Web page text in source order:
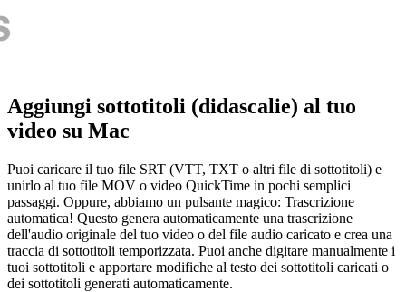
Aggiungi sottotitoli (didascalie) al tuo
video su Mac
Puoi caricare il tuo file SRT (VTT, TXT o altri file di sottotitoli) e
unirlo al tuo file MOV o video QuickTime in pochi semplici
passaggi. Oppure, abbiamo un pulsante magico: Trascrizione
automatica! Questo genera automaticamente una trascrizione
dell'audio originale del tuo video o del file audio caricato e crea una
traccia di sottotitoli temporizzata. Puoi anche digitare manualmente i
tuoi sottotitoli e apportare modifiche al testo dei sottotitoli caricati o
dei sottotitoli generati automaticamente.